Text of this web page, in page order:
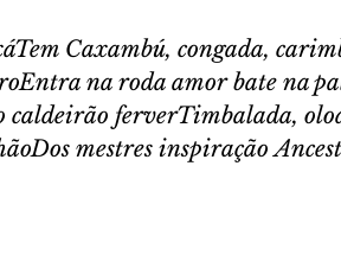
Caxambú, congada,
na roda amor bate na
caldeirão ferverTimbalada,
mestres inspiração